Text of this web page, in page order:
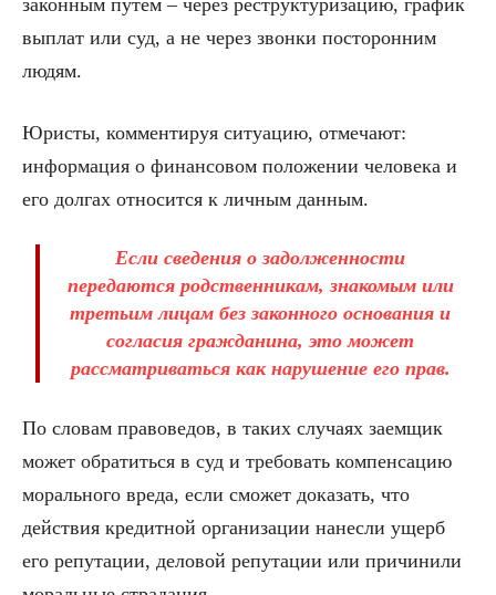
выплат или суд, а не через звонки посторонним
людям.
Юристы, комментируя ситуацию, отмечают:
информация о финансовом положении человека и
его долгах относится к личным данным.
Если сведения о задолженности
передаются родственникам, знакомым или
третьим лицам без законного основания и
согласия гражданина, это может
рассматриваться как нарушение его прав.
По словам правоведов, в таких случаях заемщик
может обратиться в суд и требовать компенсацию
морального вреда, если сможет доказать, что
действия кредитной организации нанесли ущерб
его репутации, деловой репутации или причинили